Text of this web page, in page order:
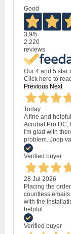
Good
3,9/5
2.220
reviews
Our 4 and 5 star
Click here to
Previous Next
Today
A fine and
Acrobat Pro DC,
I'm glad with
problem. Joop
Verified buyer
28 Jul 2026
Placing the
countless
with the
helpful.
Verified buyer